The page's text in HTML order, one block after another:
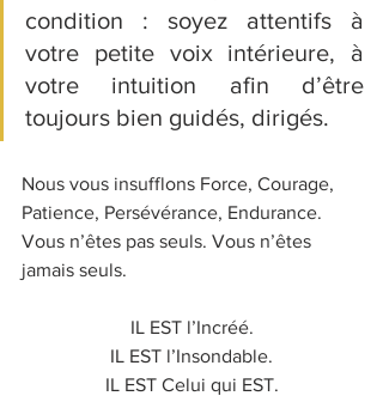
condition : soyez attentifs à
votre petite voix intérieure, à
votre intuition afin d’être
toujours bien guidés, dirigés.
Nous vous insufflons Force, Courage,
Patience, Persévérance, Endurance.
Vous n’êtes pas seuls. Vous n’êtes
jamais seuls.
IL EST l’Incréé.
IL EST l’Insondable.
IL EST Celui qui EST.